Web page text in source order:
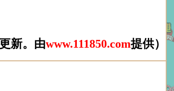
新。由www.111850.com提供）